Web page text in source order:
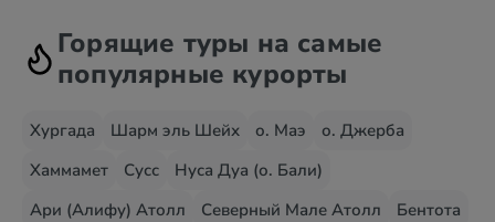
Горящие туры на самые
популярные курорты
Хургада Шарм эль Шейх о. Маэ
о. Джерба
Хаммамет
Сусс
Нуса Дуа (о. Бали)
Ари (Алифу) Атолл
Северный Мале Атолл
Бентота